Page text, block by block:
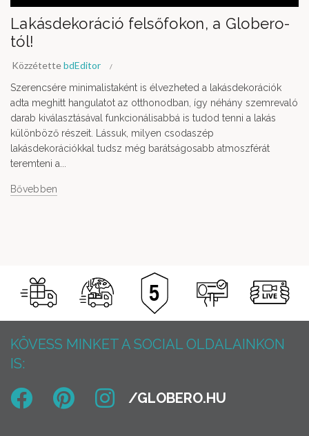
Lakásdekoráció felsőfokon, a Globero-
tól!
KözzétettebdEditor
Szerencsére minimalistaként is élvezheted a lakásdekorációk
adta meghitt hangulatot az otthonodban, így néhány szemrevaló
darab kiválasztásával funkcionálisabbá is tudod tenni a lakás
különböző részeit. Lássuk, milyen csodaszép
lakásdekorációkkal tudsz még barátságosabb atmoszférát
teremteni a...
Bővebben
KÖVESS MINKET A SOCIAL OLDALAINKON
IS: